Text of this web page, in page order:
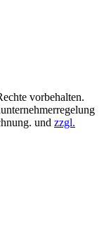
vorbehalten.
und zzgl.